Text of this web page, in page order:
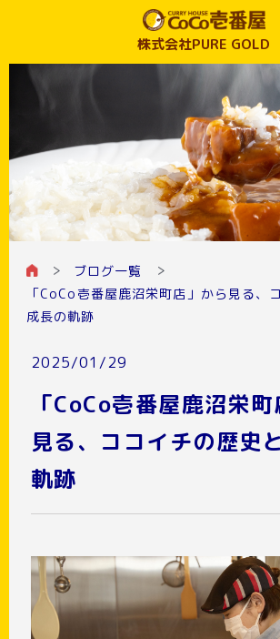
株式会社PURE GOLD
ブログ一覧
「CoCo壱番屋鹿沼栄町店」から見る、
成長の軌跡
2025/01/29
「CoCo壱番屋鹿沼栄
見る、ココイチの歴史
軌跡